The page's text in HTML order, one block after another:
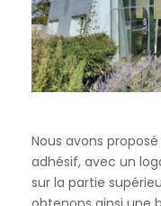
Nous avons
adhésif, avec un
sur la partie